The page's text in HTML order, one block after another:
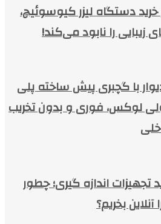
خرید دستگاه لیزر کیوسوئیچ،
زیبایی را نابود می‌کند!
با گچبری پیش ساخته پلی
لوکس، فوری و بدون تخریب
تجهیزات اندازه گیری؛ چطور
آنلاین بخریم؟